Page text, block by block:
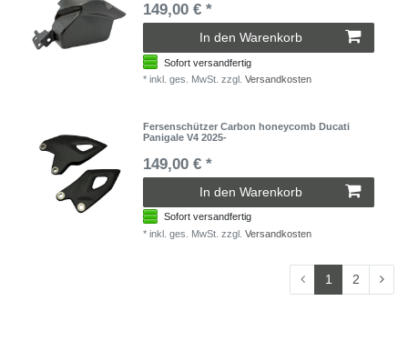
149,00 € *
In den Warenkorb
Sofort versandfertig
*inkl. ges. MwSt. zzgl.Versandkosten
Fersenschützer Carbon honeycomb Ducati
Panigale V4 2025-
149,00 € *
In den Warenkorb
Sofort versandfertig
*inkl. ges. MwSt. zzgl.Versandkosten
1 2